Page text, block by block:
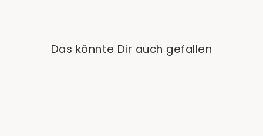
Das könnte Dir auch gefallen